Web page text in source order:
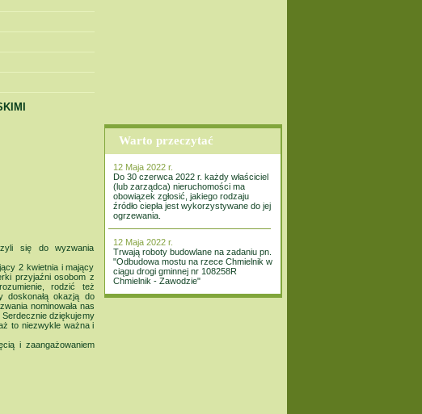
się do wyzwania
2 kwietnia i mający
przyjaźni osobom z
rodzić też
doskonałą okazją do
nominowała nas
dziękujemy
to niezwykle ważna i
i zaangażowaniem
Warto przeczytać
12 Maja 2022 r.
Do 30 czerwca 2022 r. każdy właściciel
(lub zarządca) nieruchomości ma
obowiązek zgłosić, jakiego rodzaju
źródło ciepła jest wykorzystywane do jej
ogrzewania.
12 Maja 2022 r.
Trwają roboty budowlane na zadaniu pn.
"Odbudowa mostu na rzece Chmielnik w
ciągu drogi gminnej nr 108258R
Chmielnik - Zawodzie"